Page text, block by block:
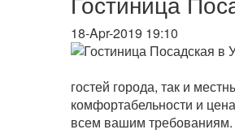
18-Apr-2019 19:10
гостей города, так и
комфортабельности и
всем вашим требованиям.